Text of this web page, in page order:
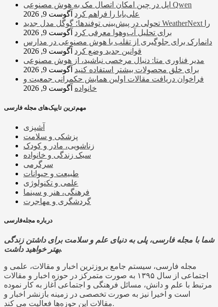
اپل در چین امکان اتصال مک به هوش مصنوعی Qwen
علی‌بابا را فراهم کرد آگوست 9, 2026
تحولی در پیش‌بینی توفندها؛ گوگل مدل جدید WeatherNext را
برای تحلیل آب‌وهوا معرفی کرد آگوست 9, 2026
دانمارک برای جلوگیری از تقلب با هوش مصنوعی در مدارس
قوانین جدید وضع کرد آگوست 9, 2026
مدیر فناوری متا: دنبال مرخصی نباشید، از هوش مصنوعی
برای خلق محصولات بیشتر استفاده کنید آگوست 9, 2026
فراخوان دریافت مقالات اولین همایش حکمرانی جمعیت و
خانواده آگوست 9, 2026
مهم‌ترین تایپک‌های مجله فارسی
آشپزی
پزشکی و سلامت
زناشویی، مادر و کودک
سبک زندگی و خانواده
سرگرمی
طبیعت و حیوانات
علمی و تکنولوژی
فرهنگی، هنر و سینما
گردشگری و مهاجرت
درباره مجله‌فارسی
شما با مجله فارسی، پلی به دنیای علم و سلامت برای داشتن زندگی
بهتر خواهید داشت.
مجله فارسی، سیستم جامع بروزترین اخبار و مقالات، علمی و
اجتماعی از سال ۱۳۹۵ به صورت متمرکز در حوزه اخبار و مقالات
مرتبط با علم و دانش، مسائل فرهنگی و اجتماعی آغاز به کار نموده
است و اخیرا نیز به صورت تخصصی در زمینه بازنشر اخبار و
مقالات این حوزه‌ها فعالیت می کند.